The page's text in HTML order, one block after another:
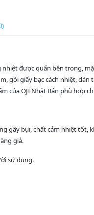
được quấn bên trong,
giấy bạc cách nhiệt, dán
của OJI Nhật Bản phù hợp
gây bụi, chất cảm nhiệt tốt,
giả.
sử dụng.